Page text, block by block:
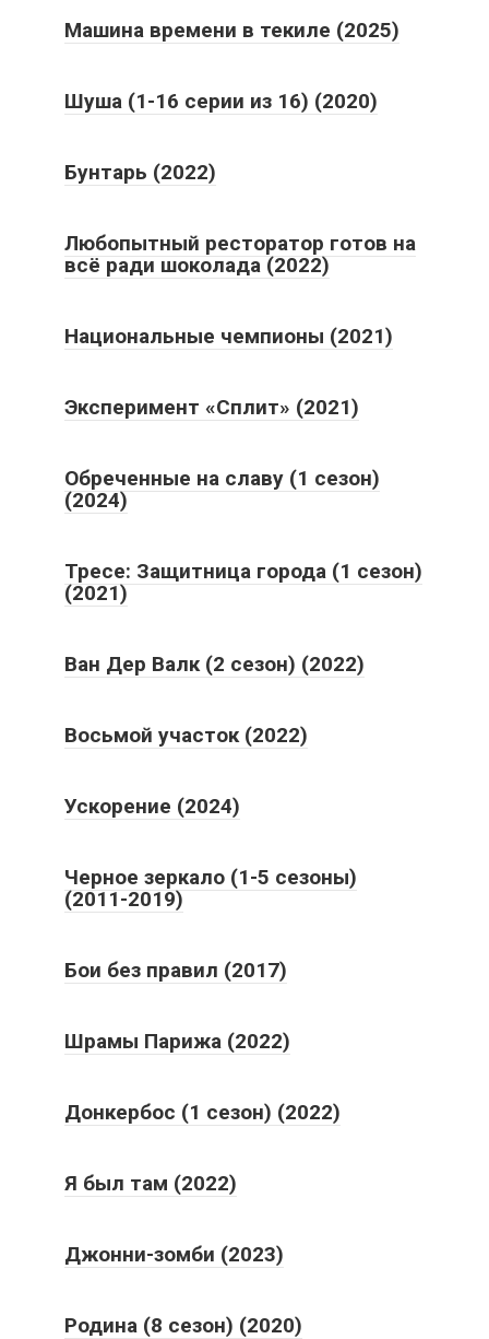
Машина времени в текиле (2025)
Шуша (1-16 серии из 16) (2020)
Бунтарь (2022)
Любопытный ресторатор готов на
всё ради шоколада (2022)
Национальные чемпионы (2021)
Эксперимент «Сплит» (2021)
Обреченные на славу (1 сезон)
(2024)
Тресе: Защитница города (1 сезон)
(2021)
Ван Дер Валк (2 сезон) (2022)
Восьмой участок (2022)
Ускорение (2024)
Черное зеркало (1-5 сезоны)
(2011-2019)
Бои без правил (2017)
Шрамы Парижа (2022)
Донкербос (1 сезон) (2022)
Я был там (2022)
Джонни-зомби (2023)
Родина (8 сезон) (2020)